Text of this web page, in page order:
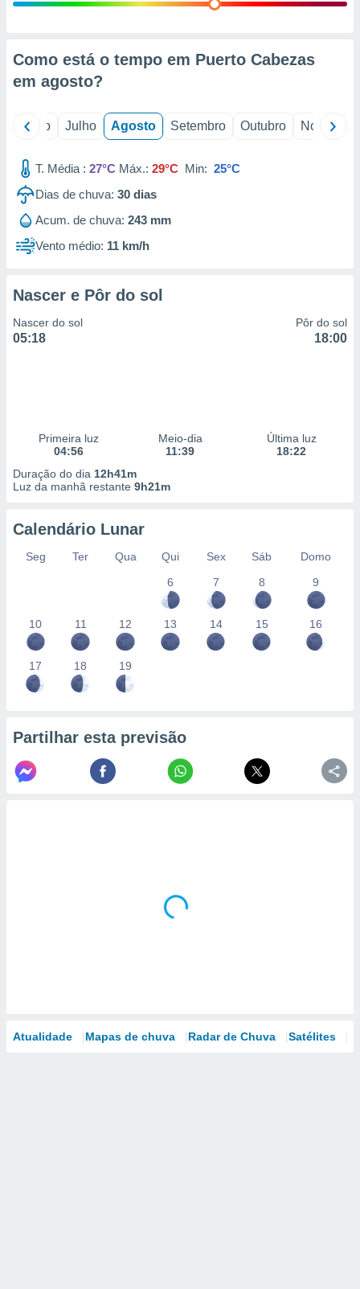
estudos
1199
Como está o tempo em Puerto Cabezas
em agosto?
Junho Julho Agosto Setembro Outubro Novembro
T. Média : 27°C Máx.: 29°C Min: 25°C
Dias de chuva: 30 dias
Acum. de chuva: 243 mm
Vento médio: 11 km/h
Nascer e Pôr do sol
Nascer do sol
05:18
Pôr do sol
18:00
Primeira luz
04:56
Meio-dia
11:39
Última luz
18:22
Duração do dia 12h41m
Luz da manhã restante 9h21m
Calendário Lunar
Seg Ter Qua Qui Sex Sáb
Domo
6
7 8 9
10 11 12 13 14 15 16
17 18 19
Partilhar esta previsão
Atualidade Mapas de chuva Radar de Chuva Satélites